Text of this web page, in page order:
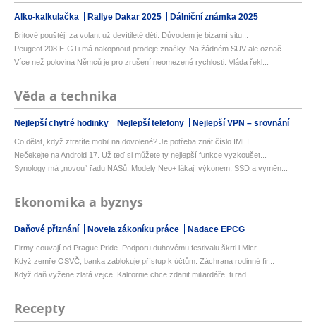
Alko-kalkulačka Rallye Dakar 2025 Dálniční známka 2025
Britové pouštějí za volant už devítileté děti. Důvodem je bizarní situ...
Peugeot 208 E-GTi má nakopnout prodeje značky. Na žádném SUV ale označ...
Více než polovina Němců je pro zrušení neomezené rychlosti. Vláda řekl...
Věda a technika
Nejlepší chytré hodinky Nejlepší telefony Nejlepší VPN – srovnání
Co dělat, když ztratíte mobil na dovolené? Je potřeba znát číslo IMEI ...
Nečekejte na Android 17. Už teď si můžete ty nejlepší funkce vyzkoušet...
Synology má „novou“ řadu NASů. Modely Neo+ lákají výkonem, SSD a vyměn...
Ekonomika a byznys
Daňové přiznání Novela zákoníku práce Nadace EPCG
Firmy couvají od Prague Pride. Podporu duhovému festivalu škrtl i Micr...
Když zemře OSVČ, banka zablokuje přístup k účtům. Záchrana rodinné fir...
Když daň vyžene zlatá vejce. Kalifornie chce zdanit miliardáře, ti rad...
Recepty